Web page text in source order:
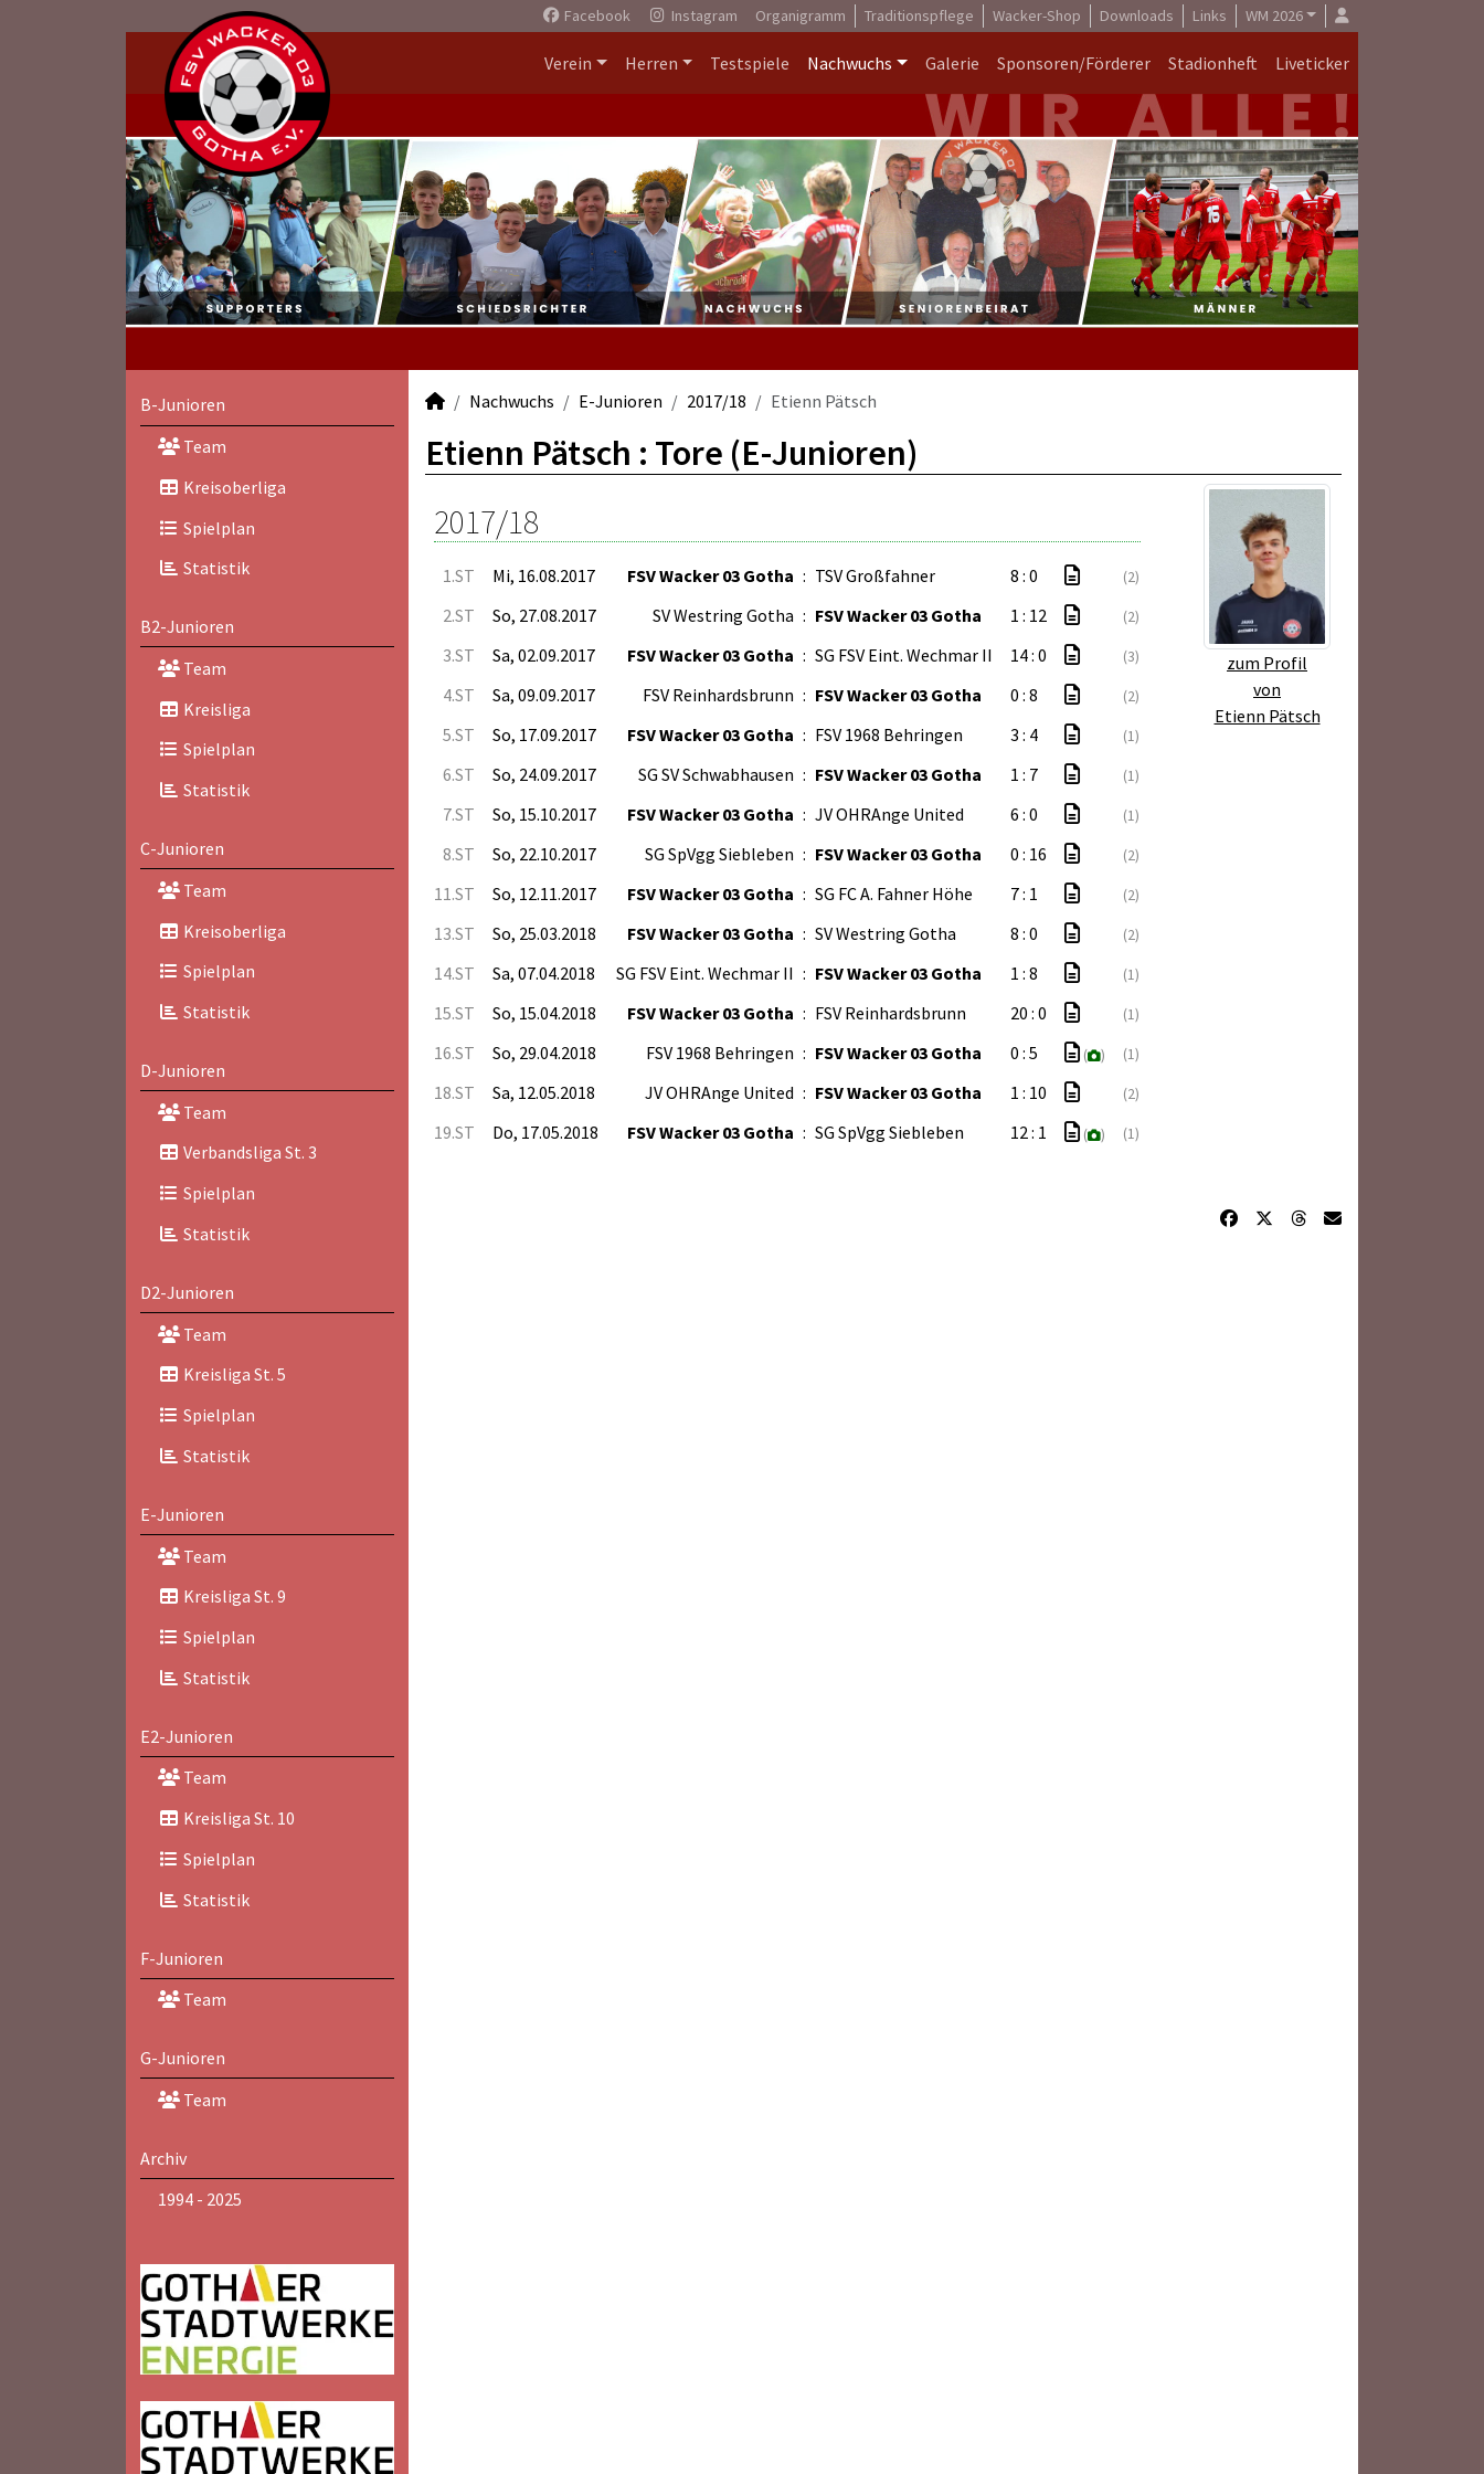
Facebook Instagram Organigramm Traditionspflege Wacker-Shop Downloads Links WM 2026
Verein Herren Testspiele Nachwuchs Galerie Sponsoren/Förderer Stadionheft Liveticker
B-Junioren
Team
Kreisoberliga
Spielplan
Statistik
B2-Junioren
Team
Kreisliga
Spielplan
Statistik
C-Junioren
Team
Kreisoberliga
Spielplan
Statistik
D-Junioren
Team
Verbandsliga St. 3
Spielplan
Statistik
D2-Junioren
Team
Kreisliga St. 5
Spielplan
Statistik
E-Junioren
Team
Kreisliga St. 9
Spielplan
Statistik
E2-Junioren
Team
Kreisliga St. 10
Spielplan
Statistik
F-Junioren
Team
G-Junioren
Team
Archiv
1994 - 2025
Nachwuchs E-Junioren 2017/18 Etienn Pätsch
Etienn Pätsch : Tore (E-Junioren)
zum Profil
von
Etienn Pätsch
2017/18
1.ST Mi, 16.08.2017 FSV Wacker 03 Gotha : TSV Großfahner 8 : 0 (2)
2.ST So, 27.08.2017 SV Westring Gotha : FSV Wacker 03 Gotha 1 : 12 (2)
3.ST Sa, 02.09.2017 FSV Wacker 03 Gotha : SG FSV Eint. Wechmar II 14 : 0 (3)
4.ST Sa, 09.09.2017 FSV Reinhardsbrunn : FSV Wacker 03 Gotha 0 : 8 (2)
5.ST So, 17.09.2017 FSV Wacker 03 Gotha : FSV 1968 Behringen 3 : 4 (1)
6.ST So, 24.09.2017 SG SV Schwabhausen : FSV Wacker 03 Gotha 1 : 7 (1)
7.ST So, 15.10.2017 FSV Wacker 03 Gotha : JV OHRAnge United 6 : 0 (1)
8.ST So, 22.10.2017 SG SpVgg Siebleben : FSV Wacker 03 Gotha 0 : 16 (2)
11.ST So, 12.11.2017 FSV Wacker 03 Gotha : SG FC A. Fahner Höhe 7 : 1 (2)
13.ST So, 25.03.2018 FSV Wacker 03 Gotha : SV Westring Gotha 8 : 0 (2)
14.ST Sa, 07.04.2018 SG FSV Eint. Wechmar II : FSV Wacker 03 Gotha 1 : 8 (1)
15.ST So, 15.04.2018 FSV Wacker 03 Gotha : FSV Reinhardsbrunn 20 : 0 (1)
16.ST So, 29.04.2018 FSV 1968 Behringen : FSV Wacker 03 Gotha 0 : 5 ( ) (1)
18.ST Sa, 12.05.2018 JV OHRAnge United : FSV Wacker 03 Gotha 1 : 10 (2)
19.ST Do, 17.05.2018 FSV Wacker 03 Gotha : SG SpVgg Siebleben 12 : 1 ( ) (1)